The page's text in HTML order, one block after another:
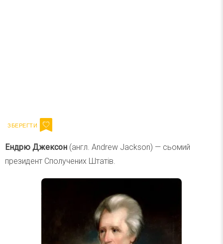
Ендрю Джексон (англ. Andrew Jackson) — сьомий
президент Сполучених Штатів.